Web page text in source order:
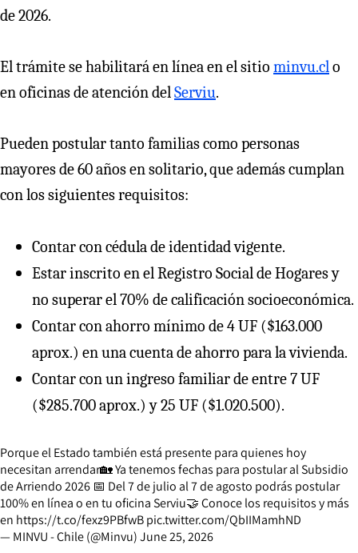
de 2026.
El trámite se habilitará en línea en el sitio minvu.clo
en oficinas de atención delServiu.
Pueden postular tanto familias como personas
mayores de 60 años en solitario, que además cumplan
con los siguientes requisitos:
Contar con cédula de identidad vigente.
Estar inscrito en el Registro Social de Hogares y
no superar el 70% de calificación socioeconómica.
Contar con ahorro mínimo de 4 UF ($163.000
aprox.) en una cuenta de ahorro para la vivienda.
Contar con un ingreso familiar de entre 7 UF
($285.700 aprox.) y 25 UF ($1.020.500).
Porque el Estado también está presente para quienes hoy
necesitan arrendar🏡 Ya tenemos fechas para postular al Subsidio
de Arriendo 2026 📅 Del 7 de julio al 7 de agosto podrás postular
100% en línea o en tu oficina Serviu🤝 Conoce los requisitos y más
en https://t.co/fexz9PBfwBpic.twitter.com/QbIIMamhND
— MINVU - Chile (@Minvu)June 25, 2026